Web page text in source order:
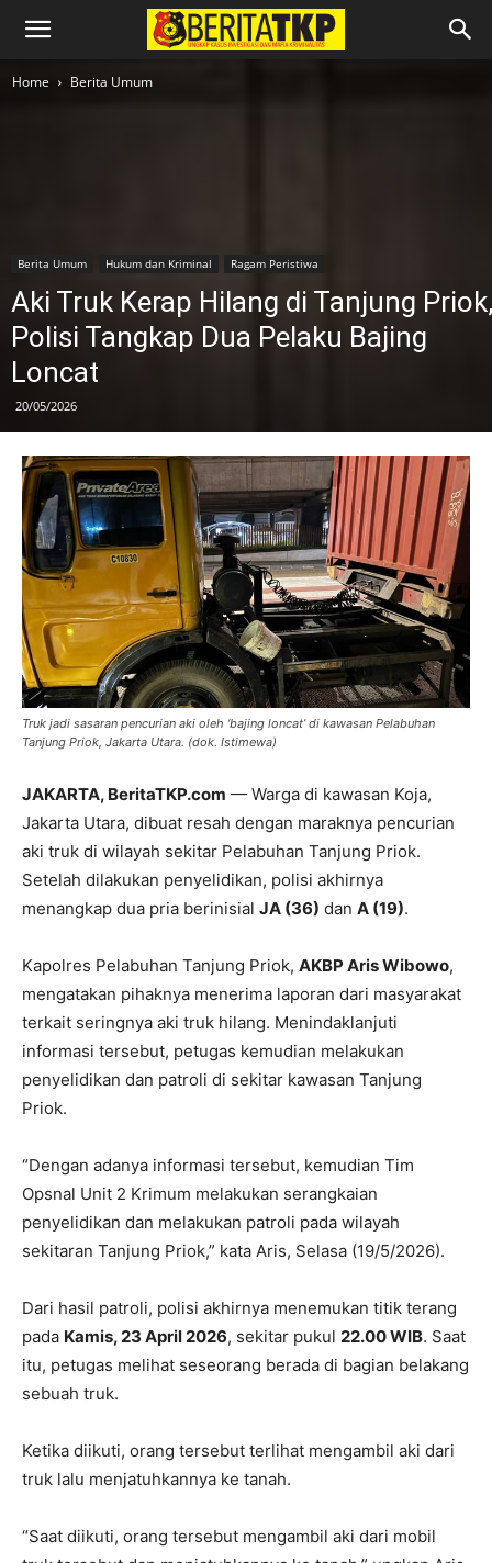
Home Berita Umum
Berita Umum Hukum dan Kriminal Ragam Peristiwa
Aki Truk Kerap Hilang di Tanjung
Polisi Tangkap Dua Pelaku Bajing
Loncat
20/05/2026
Truk jadi sasaran pencurian aki oleh ‘bajing loncat’ di kawasan Pelabuhan
Tanjung Priok, Jakarta Utara. (dok. Istimewa)
JAKARTA, BeritaTKP.com — Warga di kawasan Koja,
Jakarta Utara, dibuat resah dengan maraknya pencurian
aki truk di wilayah sekitar Pelabuhan Tanjung Priok.
Setelah dilakukan penyelidikan, polisi akhirnya
menangkap dua pria berinisial JA (36) dan A (19).
Kapolres Pelabuhan Tanjung Priok, AKBP Aris Wibowo,
mengatakan pihaknya menerima laporan dari masyarakat
terkait seringnya aki truk hilang. Menindaklanjuti
informasi tersebut, petugas kemudian melakukan
penyelidikan dan patroli di sekitar kawasan Tanjung
Priok.
“Dengan adanya informasi tersebut, kemudian Tim
Opsnal Unit 2 Krimum melakukan serangkaian
penyelidikan dan melakukan patroli pada wilayah
sekitaran Tanjung Priok,” kata Aris, Selasa (19/5/2026).
Dari hasil patroli, polisi akhirnya menemukan titik terang
pada Kamis, 23 April 2026, sekitar pukul 22.00 WIB. Saat
itu, petugas melihat seseorang berada di bagian belakang
sebuah truk.
Ketika diikuti, orang tersebut terlihat mengambil aki dari
truk lalu menjatuhkannya ke tanah.
“Saat diikuti, orang tersebut mengambil aki dari mobil